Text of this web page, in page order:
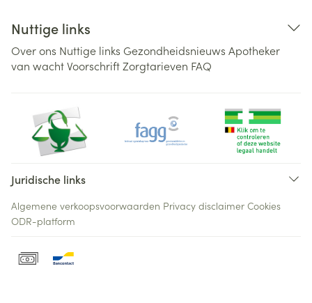
Nuttige links
Over ons Nuttige links Gezondheidsnieuws Apotheker
van wachtVoorschriftZorgtarieven FAQ
Juridische links
Algemene verkoopsvoorwaarden Privacy disclaimer Cookies
ODR-platform